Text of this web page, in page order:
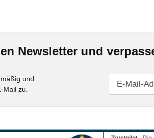
Newsletter und
und
zu.